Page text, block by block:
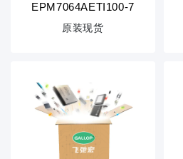
EPM7064AETI100-7
原装现货